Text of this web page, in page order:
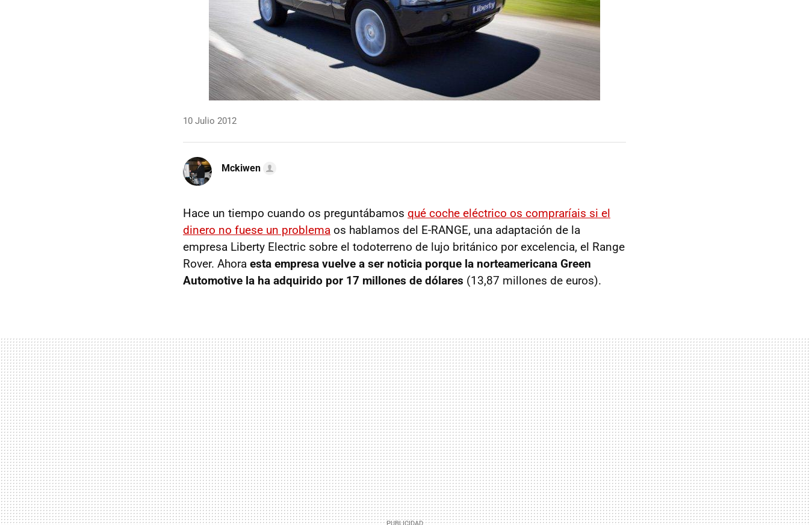
10 Julio 2012
Mckiwen
Hace un tiempo cuando os preguntábamos qué coche eléctrico os compraríais si el
dinero no fuese un problema os hablamos del E-RANGE, una adaptación de la
empresa Liberty Electric sobre el todoterreno de lujo británico por excelencia, el Range
Rover. Ahora esta empresa vuelve a ser noticia porque la norteamericana Green
Automotive la ha adquirido por 17 millones de dólares (13,87 millones de euros).